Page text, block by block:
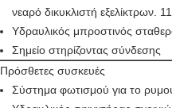
νεαρό δικυκλιστή εξελίκτρων.
Υδραυλικός μπροστινός
Σημείο στηρίζοντας σύνδεσης
Πρόσθετες συσκευές
Σύστημα φωτισμού για το